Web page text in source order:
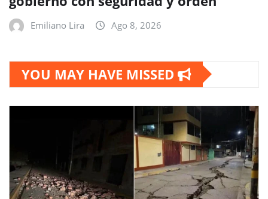
Emiliano Lira Ago 8, 2026
YOU MAY HAVE MISSED